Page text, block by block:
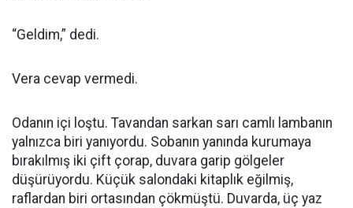
“Geldim,” dedi.
Vera cevap vermedi.
Odanın içi loştu. Tavandan sarkan sarı camlı lambanın
yalnızca biri yanıyordu. Sobanın yanında kurumaya
bırakılmış iki çift çorap, duvara garip gölgeler
düşürüyordu. Küçük salondaki kitaplık eğilmiş,
raflardan biri ortasından çökmüştü. Duvarda, üç yaz